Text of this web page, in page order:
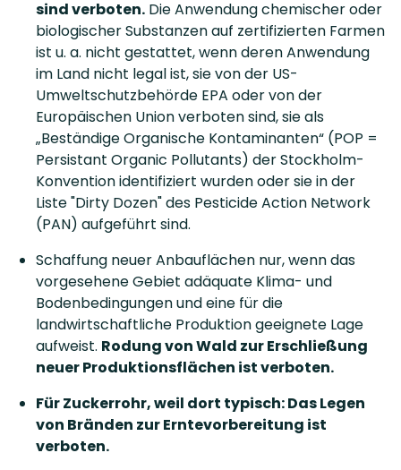
sind verboten. Die Anwendung chemischer oder
biologischer Substanzen auf zertifizierten Farmen
ist u. a. nicht gestattet, wenn deren Anwendung
im Land nicht legal ist, sie von der US-
Umweltschutzbehörde EPA oder von der
Europäischen Union verboten sind, sie als
„Beständige Organische Kontaminanten“ (POP =
Persistant Organic Pollutants) der Stockholm-
Konvention identifiziert wurden oder sie in der
Liste "Dirty Dozen" des Pesticide Action Network
(PAN) aufgeführt sind.
Schaffung neuer Anbauflächen nur, wenn das
vorgesehene Gebiet adäquate Klima- und
Bodenbedingungen und eine für die
landwirtschaftliche Produktion geeignete Lage
aufweist. Rodung von Wald zur Erschließung
neuer Produktionsflächen ist verboten.
Für Zuckerrohr, weil dort typisch: Das Legen
von Bränden zur Erntevorbereitung ist
verboten.